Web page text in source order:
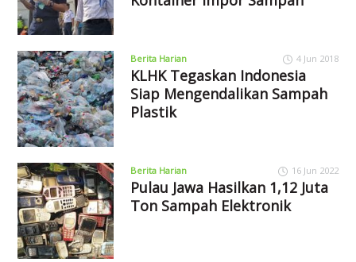
Berita Harian 4 Jun 2018
KLHK Tegaskan Indonesia
Siap Mengendalikan Sampah
Plastik
Berita Harian 16 Jun 2022
Pulau Jawa Hasilkan 1,12 Juta
Ton Sampah Elektronik